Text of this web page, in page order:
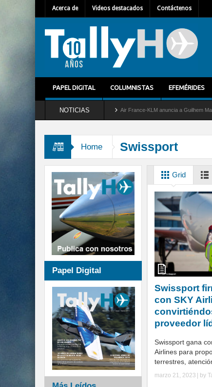
Acerca de Videos destacados Contáctenos
PAPEL DIGITAL COLUMNISTAS EFEMÉRIDES
NOTICIAS
del servicio al C-2 Greyhound Air France-KLM anuncia a Guilhem Mallet
Home Swissport
Grid
Swissport
con SKY
proveedor
Swissport gana
Airlines para
terrestres,
marzo 21, 2023 | by
Papel Digital